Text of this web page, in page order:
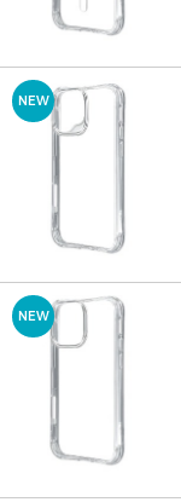
NEW
NEW